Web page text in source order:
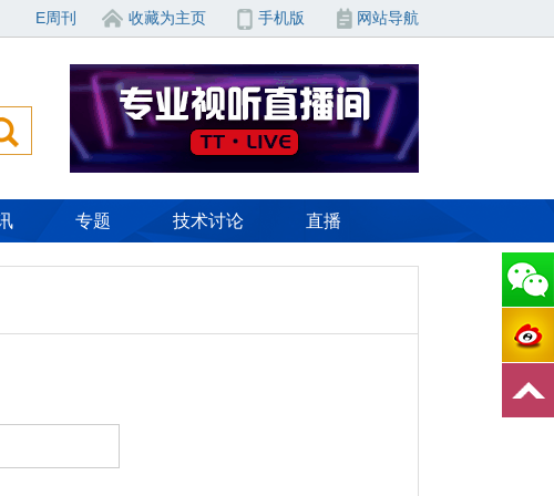
E周刊 收藏为主页 手机版 网站导航
专题 技术讨论 直播